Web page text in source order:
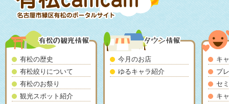
有松の歴史
有松絞りについて
有松のお祭り
観光スポット紹介
今月のお店
ゆるキャラ紹介
キ
プ
セ
キ